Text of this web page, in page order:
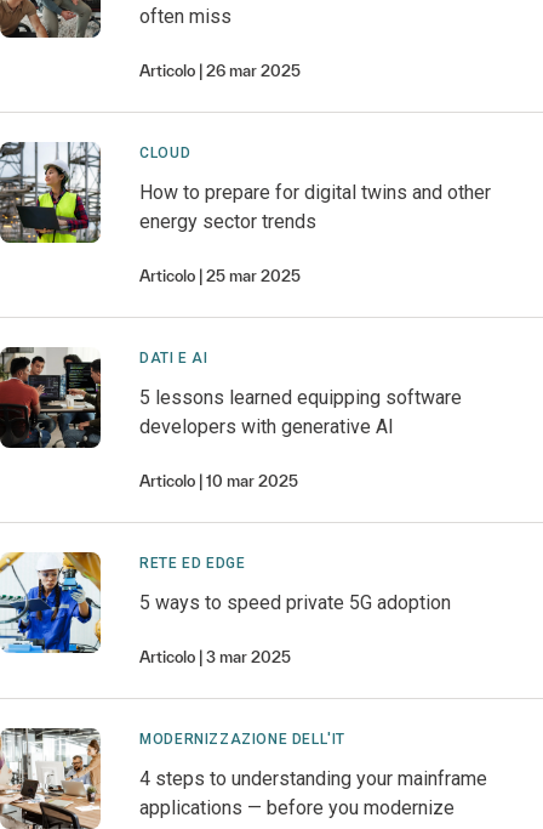
often miss
Articolo 26 mar 2025
CLOUD
How to prepare for digital twins and other
energy sector trends
Articolo 25 mar 2025
DATI E AI
5 lessons learned equipping software
developers with generative AI
Articolo 10 mar 2025
RETE ED EDGE
5 ways to speed private 5G adoption
Articolo 3 mar 2025
MODERNIZZAZIONE DELL'IT
4 steps to understanding your mainframe
applications — before you modernize